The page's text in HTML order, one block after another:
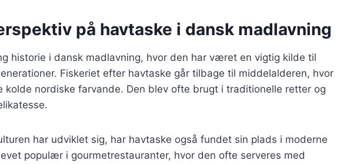
på havtaske i dansk madlavning
historie i dansk madlavning, hvor den har været en vigtig kilde til
Fiskeriet efter havtaske går tilbage til middelalderen, hvor
kolde nordiske farvande. Den blev ofte brugt i traditionelle retter og
har udviklet sig, har havtaske også fundet sin plads i moderne
populær i gourmetrestauranter, hvor den ofte serveres med